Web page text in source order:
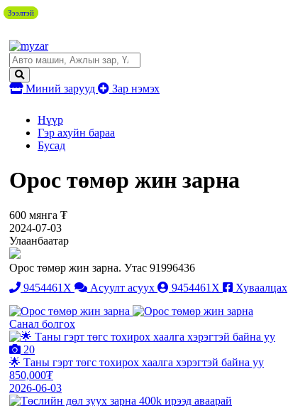
Миний зарууд Зар нэмэх
Нүүр
Гэр ахуйн бараа
Бусад
Орос төмөр жин зарна
600 мянга ₮
2024-07-03
Улаанбаатар
Орос төмөр жин зарна. Утас 91996436
9454461X
Асуулт асуух 9454461X Хуваалцах
Санал болгох
20
🌟 Таны гэрт төгс тохирох хаалга хэрэгтэй байна уу
850,000₮
2026-06-03
Зээлтэй
Зээлтэй